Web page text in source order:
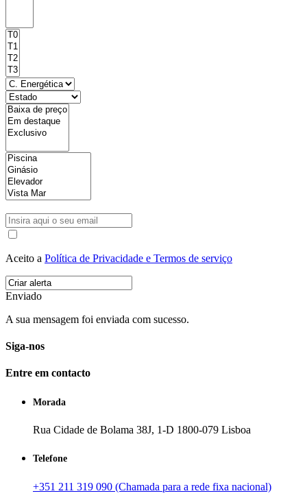
Aceito a Política de Privacidade e Termos de serviço
Enviado
A sua mensagem foi enviada com sucesso.
Siga-nos
Entre em contacto
Morada
Rua Cidade de Bolama 38J, 1-D 1800-079 Lisboa
Telefone
+351 211 319 090 (Chamada para a rede fixa nacional)